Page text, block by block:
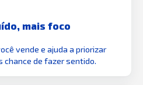
mais foco
vende e ajuda a priorizar
chance de fazer sentido.